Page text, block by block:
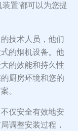
置’都可以为您提
技术人员，他们
的烟机设备。他
的效能和持久性
厨房环境和您的
。
仅安全有效地安
调整安装过程，